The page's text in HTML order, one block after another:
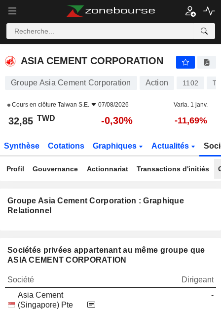
ASIA CEMENT CORPORATION
Groupe Asia Cement Corporation Action 1102
Cours en clôture Taiwan S.E. 07/08/2026 Varia. 1 janv.
32,85 TWD -0,30% -11,69%
Synthèse Cotations Graphiques Actualités
Profil Gouvernance Actionnariat Transactions d'initiés
Groupe Asia Cement Corporation : Graphique
Relationnel
Sociétés privées appartenant au même groupe que
ASIA CEMENT CORPORATION
Société
Dirigeant
Asia Cement
(Singapore) Pte
-